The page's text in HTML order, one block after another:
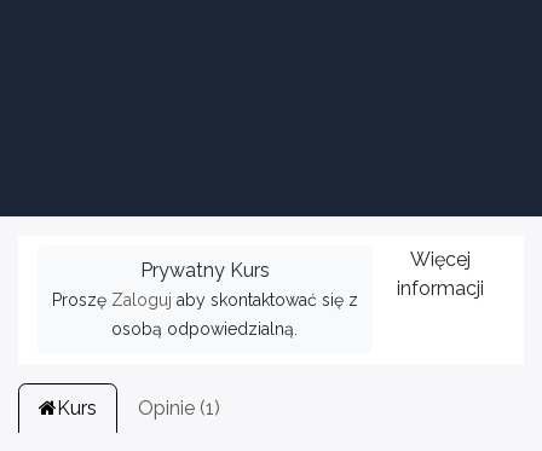
Prywatny Kurs
Proszę Zaloguj aby skontaktować się z
osobą odpowiedzialną.
Więcej
informacji
Kurs Opinie (1)